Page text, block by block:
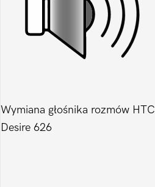
Wymiana głośnika rozmów HTC
Desire 626